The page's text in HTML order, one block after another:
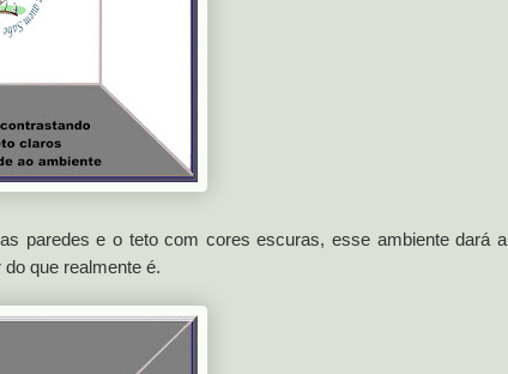
paredes e o teto com cores escuras, esse ambiente dará a
que realmente é.